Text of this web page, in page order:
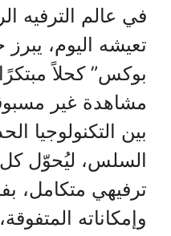
في عالم الترفيه
تعيشه اليوم،
بوكس” كحلاً
مشاهدة غير
بين التكنولوجيا
السلس، ليُحوّل
ترفيهي متكامل،
وإمكاناته